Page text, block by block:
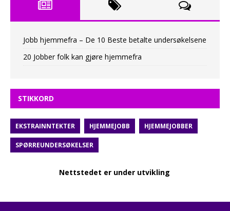
Jobb hjemmefra – De 10 Beste betalte undersøkelsene
20 Jobber folk kan gjøre hjemmefra
STIKKORD
EKSTRAINNTEKTER HJEMMEJOBB HJEMMEJOBBER
SPØRREUNDERSØKELSER
Nettstedet er under utvikling